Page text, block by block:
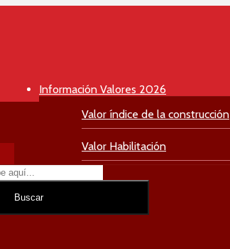
Información Valores 2026
Valor índice de la construcción
Valor Habilitación
Valor Matriculación
Buscar